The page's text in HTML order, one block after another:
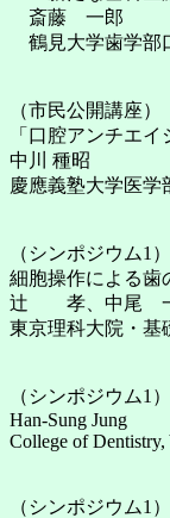
斎藤 一郎
鶴見大学歯学部
（市民公開講座）
「口腔アンチエ
中川 種昭
慶應義塾大学医学
（シンポジウム1
細胞操作による歯
辻 孝、中尾
東京理科大院・基
（シンポジウム1
Han-Sung Jung
College of
（シンポジウム1